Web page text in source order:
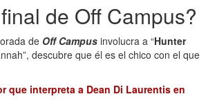
de Off Campus?
de Off Campus involucra a “Hunter
descubre que él es el chico con el que
que interpreta a Dean Di Laurentis en